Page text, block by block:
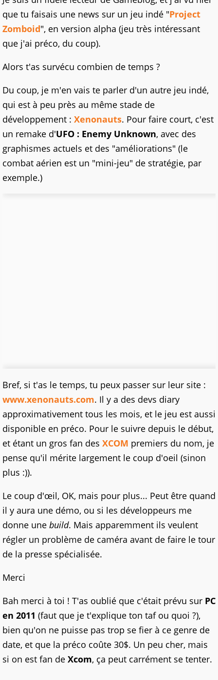
que tu faisais une news sur un jeu indé "Project
Zomboid", en version alpha (jeu très intéressant
que j'ai préco, du coup).
Alors t'as survécu combien de temps ?
Du coup, je m'en vais te parler d'un autre jeu indé,
qui est à peu près au même stade de
développement : Xenonauts. Pour faire court, c'est
un remake d'UFO : Enemy Unknown, avec des
graphismes actuels et des "améliorations" (le
combat aérien est un "mini-jeu" de stratégie, par
exemple.)
Bref, si t'as le temps, tu peux passer sur leur site :
www.xenonauts.com. Il y a des devs diary
approximativement tous les mois, et le jeu est aussi
disponible en préco. Pour le suivre depuis le début,
et étant un gros fan des XCOM premiers du nom, je
pense qu'il mérite largement le coup d'oeil (sinon
plus :)).
Le coup d'œil, OK, mais pour plus... Peut être quand
il y aura une démo, ou si les développeurs me
donne une build. Mais apparemment ils veulent
régler un problème de caméra avant de faire le tour
de la presse spécialisée.
Merci
Bah merci à toi ! T'as oublié que c'était prévu sur PC
en 2011 (faut que je t'explique ton taf ou quoi ?),
bien qu'on ne puisse pas trop se fier à ce genre de
date, et que la préco coûte 30$. Un peu cher, mais
si on est fan de Xcom, ça peut carrément se tenter.